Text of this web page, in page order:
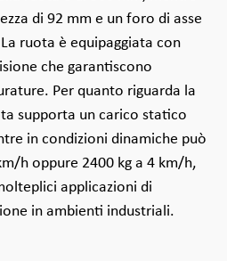
di 92 mm e un foro di asse
ruota è equipaggiata con
che garantiscono
Per quanto riguarda la
supporta un carico statico
in condizioni dinamiche può
h oppure 2400 kg a 4 km/h,
applicazioni di
in ambienti industriali.